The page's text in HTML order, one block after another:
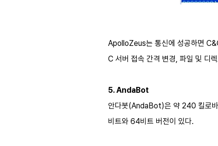
ApolloZeus는 통신에 성공하면
C 서버 접속 간격 변경, 파일 및 디
5. AndaBot
안다봇(AndaBot)은 약 240 킬로바
비트와 64비트 버전이 있다.